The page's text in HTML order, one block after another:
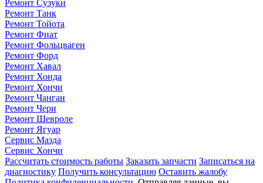
Ремонт Сузуки
Ремонт Танк
Ремонт Тойота
Ремонт Фиат
Ремонт Фольцваген
Ремонт Форд
Ремонт Хавал
Ремонт Хонда
Ремонт Хончи
Ремонт Чанган
Ремонт Чери
Ремонт Шевроле
Ремонт Ягуар
Сервис Мазда
Сервис Хончи
Рассчитать стоимость работы Заказать запчасти Записаться на
диагностику Получить консультацию Оставить жалобу